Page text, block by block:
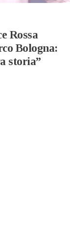
Rossa
Bologna:
storia”